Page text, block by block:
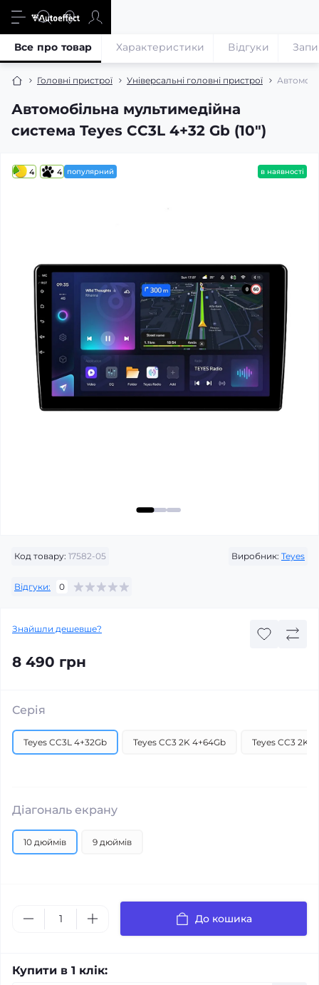
Головні пристрої Універсальні головні пристрої
Автомобільна мультимедійна
система Teyes CC3L 4+32 Gb (10")
Все про товар Характеристики Відгуки
4 4 популярний в наявності
Код товару: 17582-05 Виробник: Teyes
Відгуки: 0
Знайшли дешевше?
8 490 грн
Серія
Teyes CC3L 4+32Gb Teyes CC3 2K 4+64Gb Teyes CC3 2K
Діагональ екрану
10 дюймів 9 дюймів
До кошика
Купити в 1 клік: